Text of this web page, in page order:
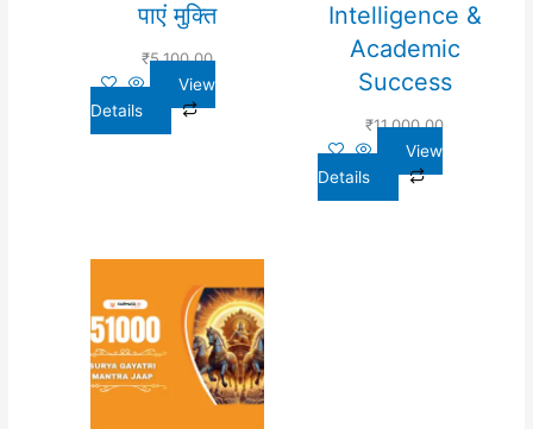
पाएं मुक्ति
₹5,100.00
View
Details
Intelligence &
Academic
Success
₹11,000.00
View
Details